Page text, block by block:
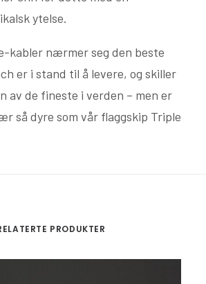
ytelse.
kabler nærmer seg den beste
er i stand til å levere, og skiller
av de fineste i verden – men er
så dyre som vår flaggskip Triple
PRODUKTER